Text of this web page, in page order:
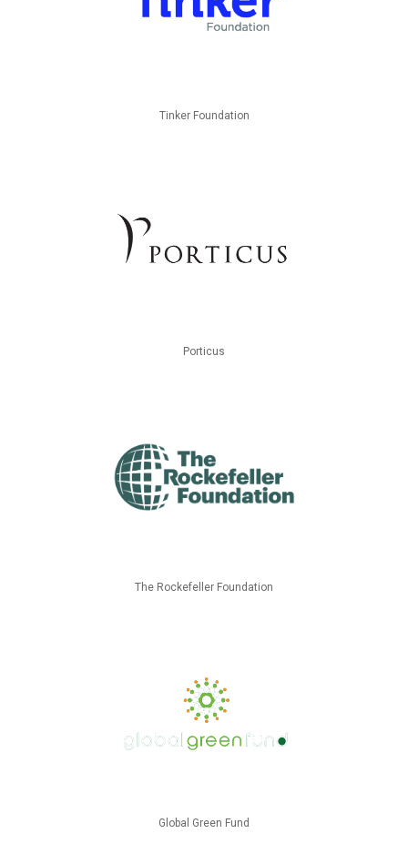
Tinker Foundation
Porticus
The Rockefeller Foundation
Global Green Fund